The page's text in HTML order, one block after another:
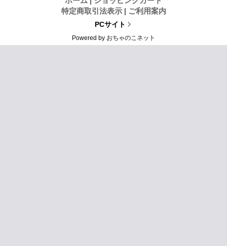
特定商取引法表示 | ご利用案内
PCサイト
Powered by おちゃのこネット